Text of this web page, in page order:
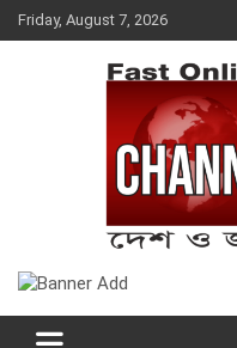
Skip
to
Friday, August 7, 2026
Fast Online